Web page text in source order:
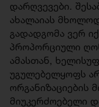
დარღვევები.
ახალაიას
გადადგომა ვერ
პროპორციული
ამასთან,
უგულებელყოფს
ორგანიზაციების
მიუკერძოებელი